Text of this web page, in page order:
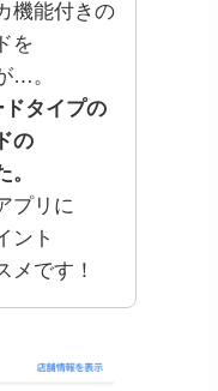
機能付きの
を
…。
ドタイプの
の
プリに
ント
メです！